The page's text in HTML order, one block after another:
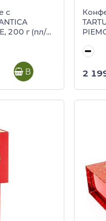
с
200 г (пл/
В корзину 2